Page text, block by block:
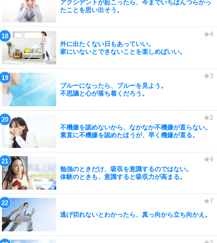
アクシデントが起こったら、今までいちばんつらかっ
たことを思い出そう。
外に出たくない日もあっていい。
家にいないとできないことを楽しめばいい。
ブルーになったら、ブルーを見よう。
不思議と心が落ち着くだろう。
不機嫌を認めないから、なかなか不機嫌が直らない。
素直に不機嫌を認めたほうが、早く機嫌が直る。
勉強のときだけ、吸収を意識するのではない。
体験のときも、意識すると吸収力が高まる。
逃げ切れないとわかったら、真っ向から立ち向かえ。